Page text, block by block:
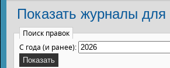
Показать журналы для
Поиск правок
С года (и ранее):